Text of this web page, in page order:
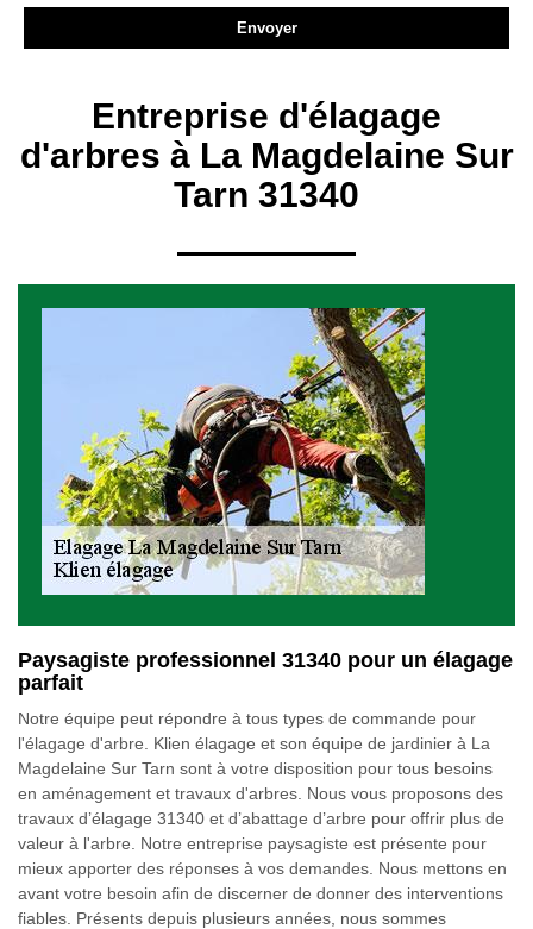
Entreprise d'élagage
d'arbres à La Magdelaine Sur
Tarn 31340
Paysagiste professionnel 31340 pour un élagage
parfait
Notre équipe peut répondre à tous types de commande pour
l'élagage d'arbre. Klien élagage et son équipe de jardinier à La
Magdelaine Sur Tarn sont à votre disposition pour tous besoins
en aménagement et travaux d'arbres. Nous vous proposons des
travaux d’élagage 31340 et d’abattage d’arbre pour offrir plus de
valeur à l'arbre. Notre entreprise paysagiste est présente pour
mieux apporter des réponses à vos demandes. Nous mettons en
avant votre besoin afin de discerner de donner des interventions
fiables. Présents depuis plusieurs années, nous sommes